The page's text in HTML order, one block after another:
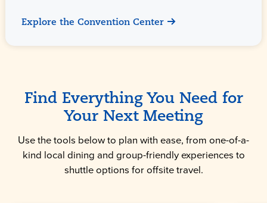
Explore the Convention Center
Find Everything You Need for
Your Next Meeting
Use the tools below to plan with ease, from one-of-a-
kind local dining and group-friendly experiences to
shuttle options for offsite travel.